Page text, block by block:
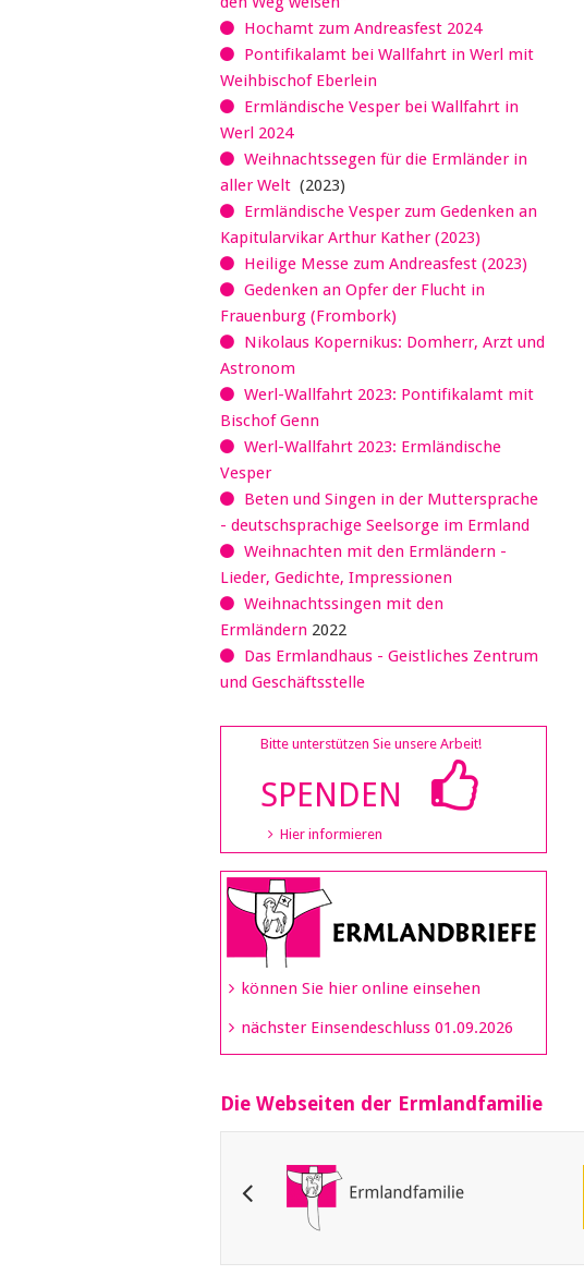
Hochamt zum Andreasfest 2024
Pontifikalamt bei Wallfahrt in Werl mit
Weihbischof Eberlein
Ermländische Vesper bei Wallfahrt in
Werl 2024
Weihnachtssegen für die Ermländer in
aller Welt (2023)
Ermländische Vesper zum Gedenken an
Kapitularvikar Arthur Kather (2023)
Heilige Messe zum Andreasfest (2023)
Gedenken an Opfer der Flucht in
Frauenburg (Frombork)
Nikolaus Kopernikus: Domherr, Arzt und
Astronom
Werl-Wallfahrt 2023: Pontifikalamt mit
Bischof Genn
Werl-Wallfahrt 2023: Ermländische
Vesper
Beten und Singen in der Muttersprache
- deutschsprachige Seelsorge im Ermland
Weihnachten mit den Ermländern -
Lieder, Gedichte, Impressionen
Weihnachtssingen mit den
Ermländern 2022
Das Ermlandhaus - Geistliches Zentrum
und Geschäftsstelle
Bitte unterstützen Sie unsere Arbeit!
SPENDEN
Hier informieren
können Sie hier online einsehen
nächster Einsendeschluss 01.09.2026
Die Webseiten der Ermlandfamilie